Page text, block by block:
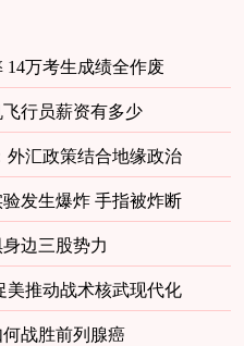
万考生成绩全作废
行员薪资有多少
外汇政策结合地缘政治
发生爆炸 手指被炸断
身边三股势力
美推动战术核武现代化
战胜前列腺癌